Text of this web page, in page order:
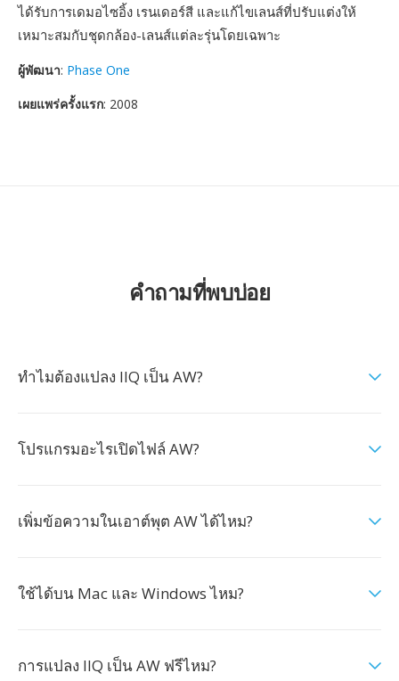
ได้รับการเดมอไซอิ้ง เรนเดอร์สี และแก้ไขเลนส์ที่ปรับแต่งให้
เหมาะสมกับชุดกล้อง-เลนส์แต่ละรุ่นโดยเฉพาะ
ผู้พัฒนา: Phase One
เผยแพร่ครั้งแรก: 2008
คำถามที่พบบ่อย
ทำไมต้องแปลง IIQ เป็น AW?
โปรแกรมอะไรเปิดไฟล์ AW?
เพิ่มข้อความในเอาต์พุต AW ได้ไหม?
ใช้ได้บน Mac และ Windows ไหม?
การแปลง IIQ เป็น AW ฟรีไหม?